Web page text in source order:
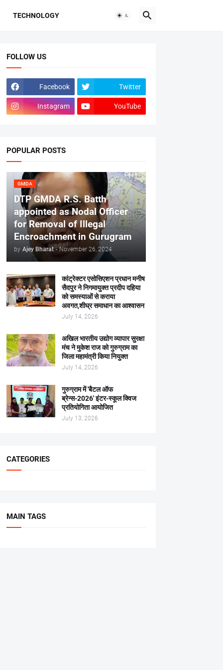
TECHNOLOGY
FOLLOW US
Facebook Twitter
Instagram YouTube
POPULAR POSTS
GMDA
DTP GMDA R.S. Batth
appointed as Nodal Officer
for Removal of Illegal
Encroachment in Gurugram
by Ajey Bharat - November 26, 2024
कांट्रेक्टर एसोसिएशन प्रधान मनीष
सैदपुर ने निगमायुक्त प्रदीप दहिया
को समस्याओं से कराया
अवगत,शीघ्र समाधान का आश्वासन
July 14, 2026
अखिल भारतीय उद्योग व्यापार सुरक्षा
मंच ने मुकेश राज को गुरुग्राम का
जिला महामंत्री किया नियुक्त
July 14, 2026
गुरुग्राम में 'बैटल ऑफ
ब्रेन्स-2026' इंटर-स्कूल क्विज
प्रतियोगिता आयोजित
July 13, 2026
CATEGORIES
MAIN TAGS